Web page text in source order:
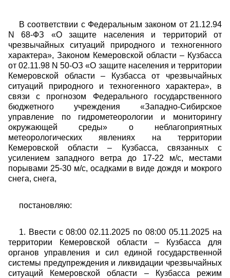
В соответствии с Федеральным законом от 21.12.94
N 68-ФЗ «О защите населения и территорий от
чрезвычайных ситуаций природного и техногенного
характера», Законом Кемеровской области – Кузбасса
от 02.11.98 N 50-ОЗ «О защите населения и территории
Кемеровской области – Кузбасса от чрезвычайных
ситуаций природного и техногенного характера», в
связи с прогнозом Федерального государственного
бюджетного учреждения «Западно-Сибирское
управление по гидрометеорологии и мониторингу
окружающей среды» о неблагоприятных
метеорологических явлениях на территории
Кемеровской области – Кузбасса, связанных с
усилением западного ветра до 17-22 м/с, местами
порывами 25-30 м/с, осадками в виде дождя и мокрого
снега, снега,
постановляю:
1. Ввести с 08:00 02.11.2025 по 08:00 05.11.2025 на
территории Кемеровской области – Кузбасса для
органов управления и сил единой государственной
системы предупреждения и ликвидации чрезвычайных
ситуаций Кемеровской области – Кузбасса режим